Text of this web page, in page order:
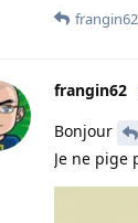
frangin62
frangin62
Bonjour
Je ne pige